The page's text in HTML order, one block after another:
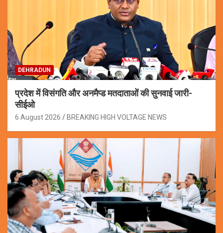
DEHRADUN
प्रदेश में विसंगति और अनमैप्ड मतदाताओं की सुनवाई जारी-
सीईओ
6 August 2026 BREAKING HIGH VOLTAGE NEWS